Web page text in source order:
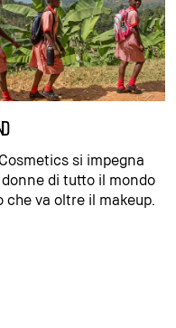
si impegna
di tutto il mondo
che va oltre il makeup.